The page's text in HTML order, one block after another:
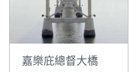
嘉樂庇總督大橋